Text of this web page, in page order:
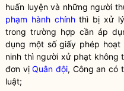
huấn luyện và những người
phạm hành chínhthì bị xử
trong trường hợp cần áp
dụng một số giấy phép
ninh thì người xử phạt không
đơn vịQuân đội, Công an có
luật;